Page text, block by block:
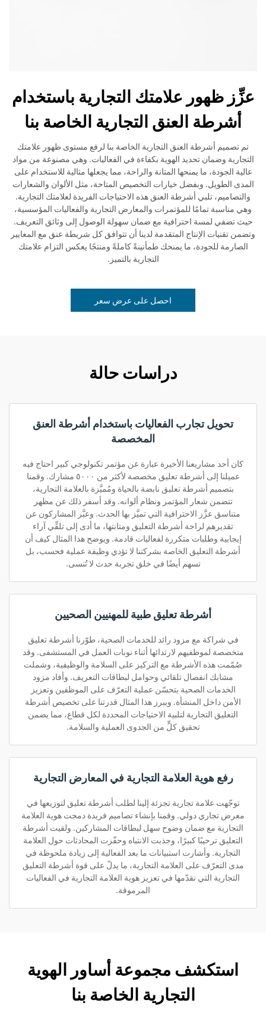
عزِّز ظهور علامتك التجارية باستخدام
أشرطة العنق التجارية الخاصة بنا
تم تصميم أشرطة العنق التجارية الخاصة بنا لرفع مستوى ظهور علامتك
التجارية وضمان تحديد الهوية بكفاءة في الفعاليات. وهي مصنوعة من مواد
عالية الجودة، ما يمنحها المتانة والراحة، مما يجعلها مثالية للاستخدام على
المدى الطويل. وبفضل خيارات التخصيص المتاحة، مثل الألوان والشعارات
والتصاميم، تلبي أشرطة العنق هذه الاحتياجات الفريدة لعلامتك التجارية.
وهي مناسبة تمامًا للمؤتمرات والمعارض التجارية والفعاليات المؤسسية،
حيث تضفي لمسة احترافية مع ضمان سهولة الوصول إلى وثائق التعريف.
وتضمن تقنيات الإنتاج المتقدمة لدينا أن تتوافق كل شريطة عنق مع المعايير
الصارمة للجودة، ما يمنحك طمأنينةً كاملةً ومنتجًا يعكس التزام علامتك
التجارية بالتميز.
احصل على عرض سعر
دراسات حالة
تحويل تجارب الفعاليات باستخدام أشرطة العنق
المخصصة
كان أحد مشاريعنا الأخيرة عبارة عن مؤتمر تكنولوجي كبير احتاج فيه
عميلنا إلى أشرطة تعليق مخصصة لأكثر من ٥٠٠٠ مشارك. وقمنا
بتصميم أشرطة تعليق نابضة بالحياة ومُميَّزة بالعلامة التجارية،
تتضمن شعار المؤتمر ونظام ألوانه. وقد أسفر ذلك عن مظهر
متناسق عزَّز الاحترافية التي تميَّز بها الحدث. وعبَّر المشاركون عن
تقديرهم لراحة أشرطة التعليق ومتانتها، ما أدى إلى تلقِّي آراء
إيجابية وطلبات متكررة لفعاليات قادمة. ويوضح هذا المثال كيف أن
أشرطة التعليق الخاصة بشركتنا لا تؤدي وظيفة عملية فحسب، بل
تسهم أيضًا في خلق تجربة حدث لا تُنسى.
أشرطة تعليق طبية للمهنيين الصحيين
في شراكة مع مزود رائد للخدمات الصحية، طوّرنا أشرطة تعليق
متخصصة لموظفيهم لارتدائها أثناء نوبات العمل في المستشفى. وقد
صُمّمت هذه الأشرطة مع التركيز على السلامة والوظيفية، وشملت
مشابك انفصال تلقائي وحوامل لبطاقات التعريف. وأفاد مزود
الخدمات الصحية بتحسّن عملية التعرّف على الموظفين وتعزيز
الأمن داخل المنشأة. ويبرز هذا المثال قدرتنا على تخصيص أشرطة
التعليق التجارية لتلبية الاحتياجات المحددة لكل قطاع، مما يضمن
تحقيق كلٍّ من الجدوى العملية والسلامة.
رفع هوية العلامة التجارية في المعارض التجارية
توجّهت علامة تجارية تجزئة إلينا لطلب أشرطة تعليق لتوزيعها في
معرض تجاري دولي. وقمنا بإنشاء تصاميم فريدة دمجت هوية العلامة
التجارية مع ضمان وضوح سهل لبطاقات المشاركين. ولقيت أشرطة
التعليق ترحيبًا كبيرًا، وجذبت الانتباه وحفّزت المحادثات حول العلامة
التجارية. وأشارت استبيانات ما بعد الفعالية إلى زيادة ملحوظة في
مدى التعرّف على العلامة التجارية، ما يدلّ على قوة أشرطة التعليق
التجارية التي نقدّمها في تعزيز هوية العلامة التجارية في الفعاليات
المرموقة.
استكشف مجموعة أساور الهوية
التجارية الخاصة بنا